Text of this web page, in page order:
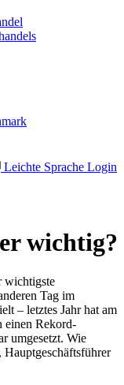
Leichte Sprache Login
wichtig?
wichtigste
Tag im
– letztes Jahr hat am
einen Rekord-
umgesetzt. Wie
Hauptgeschäftsführer